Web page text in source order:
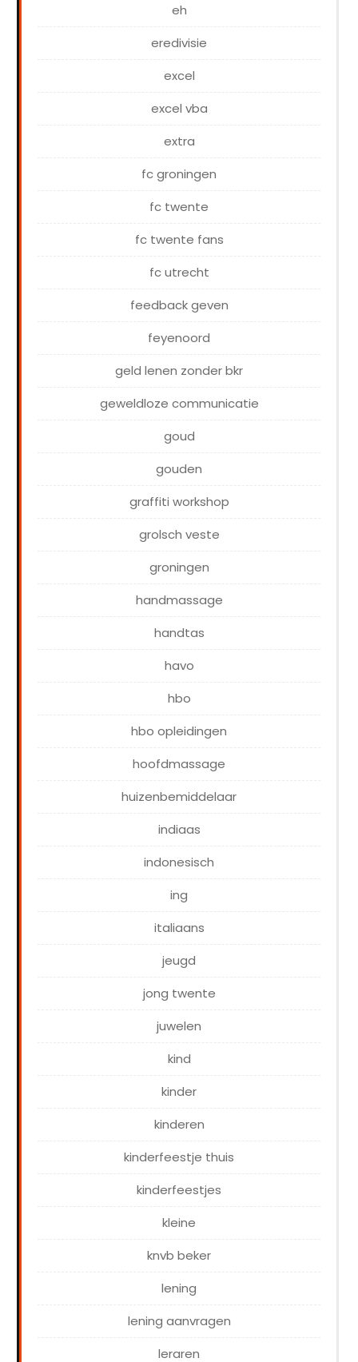
eh
eredivisie
excel
excel vba
extra
fc groningen
fc twente
fc twente fans
fc utrecht
feedback geven
feyenoord
geld lenen zonder bkr
geweldloze communicatie
goud
gouden
graffiti workshop
grolsch veste
groningen
handmassage
handtas
havo
hbo
hbo opleidingen
hoofdmassage
huizenbemiddelaar
indiaas
indonesisch
ing
italiaans
jeugd
jong twente
juwelen
kind
kinder
kinderen
kinderfeestje thuis
kinderfeestjes
kleine
knvb beker
lening
lening aanvragen
leraren